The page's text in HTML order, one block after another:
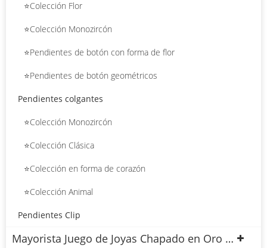
⭐Colección Flor
⭐Colección Monozircón
⭐Pendientes de botón con forma de flor
⭐Pendientes de botón geométricos
Pendientes colgantes
⭐Colección Monozircón
⭐Colección Clásica
⭐Colección en forma de corazón
⭐Colección Animal
Pendientes Clip
Mayorista Juego de Joyas Chapado en Oro 18k